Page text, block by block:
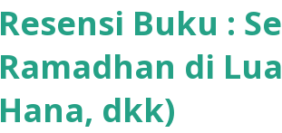
Resensi Buku :
Ramadhan di
Hana, dkk)